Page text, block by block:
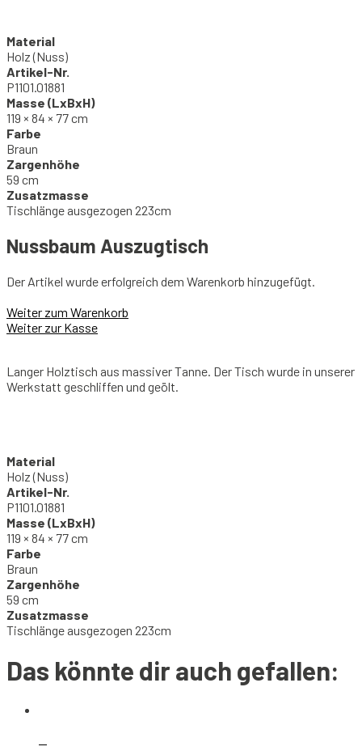
Material
Holz (Nuss)
Artikel-Nr.
P1101.01881
Masse (LxBxH)
119 × 84 × 77 cm
Farbe
Braun
Zargenhöhe
59 cm
Zusatzmasse
Tischlänge ausgezogen 223cm
Nussbaum Auszugtisch
Der Artikel wurde erfolgreich dem Warenkorb hinzugefügt.
Weiter zum Warenkorb
Weiter zur Kasse
Langer Holztisch aus massiver Tanne. Der Tisch wurde in unserer
Werkstatt geschliffen und geölt.
Material
Holz (Nuss)
Artikel-Nr.
P1101.01881
Masse (LxBxH)
119 × 84 × 77 cm
Farbe
Braun
Zargenhöhe
59 cm
Zusatzmasse
Tischlänge ausgezogen 223cm
Das könnte dir auch gefallen: